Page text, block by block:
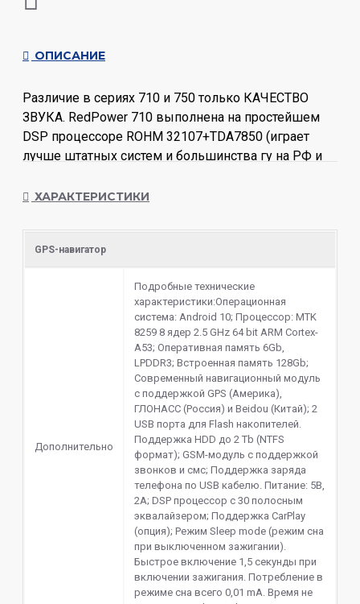
ОПИСАНИЕ
Различие в сериях 710 и 750 только КАЧЕСТВО
ЗВУКА. RedPower 710 выполнена на простейшем
DSP процессоре ROHM 32107+TDA7850 (играет
лучше штатных систем и большинства гу на РФ и
высококлассном DSP процессоре с полноценной
ХАРАКТЕРИСТИКИ
GPS-навигатор
Дополнительно
Подробные технические
характеристики:Операционная
система: Android 10; Процессор: MTK
8259 8 ядер 2.5 GHz 64 bit ARM Cortex-
A53; Оперативная память 6Gb,
LPDDR3; Встроенная память 128Gb;
Современный навигационный модуль
с поддержкой GPS (Америка),
ГЛОНАСС (Россия) и Beidou (Китай); 2
USB порта для Flash накопителей.
Поддержка HDD до 2 Tb (NTFS
формат); GSM-модуль с поддержкой
звонков и смс; Поддержка заряда
телефона по USB кабелю. Питание: 5В,
2А; DSP процессор c 30 полосным
эквалайзером; Поддержка CarPlay
(опция); Режим Sleep mode (режим сна
при выключенном зажигании).
Быстрое включение 1,5 секунды при
включении зажигания. Потребление в
режиме сна всего 0,01 mA. Время не